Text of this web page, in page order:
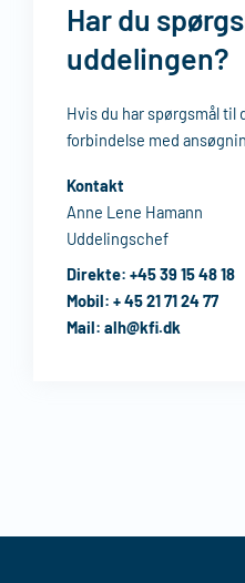
Har du
uddelingen?
Hvis du har spørgsmål til
forbindelse med
Kontakt
Anne Lene Hamann
Uddelingschef
Direkte: +45 39 15 48 18
Mobil: + 45 21 71 24 77
Mail: alh@kfi.dk